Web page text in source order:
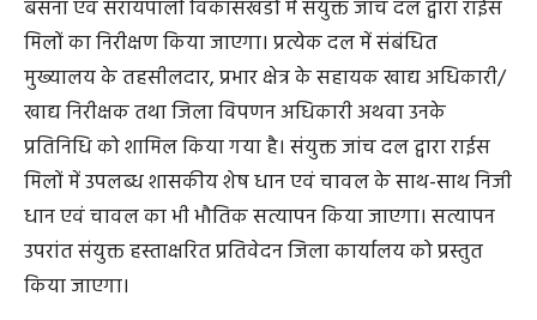
बसना एवं सरायपाली विकासखंडों में संयुक्त जांच दल द्वारा राईस
मिलों का निरीक्षण किया जाएगा। प्रत्येक दल में संबंधित
मुख्यालय के तहसीलदार, प्रभार क्षेत्र के सहायक खाद्य अधिकारी/
खाद्य निरीक्षक तथा जिला विपणन अधिकारी अथवा उनके
प्रतिनिधि को शामिल किया गया है। संयुक्त जांच दल द्वारा राईस
मिलों में उपलब्ध शासकीय शेष धान एवं चावल के साथ-साथ निजी
धान एवं चावल का भी भौतिक सत्यापन किया जाएगा। सत्यापन
उपरांत संयुक्त हस्ताक्षरित प्रतिवेदन जिला कार्यालय को प्रस्तुत
किया जाएगा।